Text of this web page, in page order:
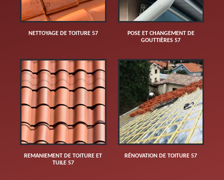
NETTOYAGE DE TOITURE 57
POSE ET CHANGEMENT DE
GOUTTIÈRES 57
REMANIEMENT DE TOITURE ET
TUILE 57
RÉNOVATION DE TOITURE 57